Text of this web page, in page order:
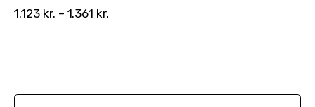
1.123 kr. – 1.361 kr.